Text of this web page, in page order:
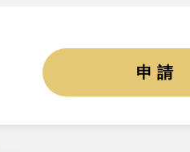
申請